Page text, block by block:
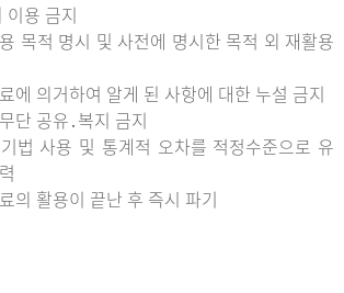
이용 금지
목적 명시 및 사전에 명시한 목적 외 재활용
에 의거하여 알게 된 사항에 대한 누설 금지
단 공유․복지 금지
법 사용 및 통계적 오차를 적정수준으로 유
의 활용이 끝난 후 즉시 파기